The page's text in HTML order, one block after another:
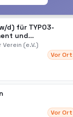
d) für TYPO3-
und
Verein (e.V.)
Vor Ort
Vor Ort